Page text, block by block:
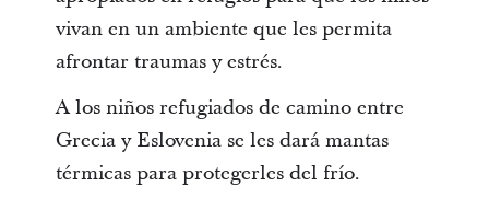
vivan en un ambiente que les permita
afrontar traumas y estrés.
A los niños refugiados de camino entre
Grecia y Eslovenia se les dará mantas
térmicas para protegerles del frío.